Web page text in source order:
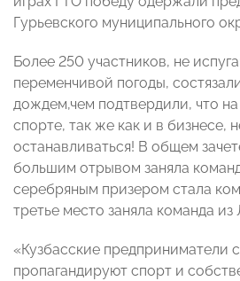
Гурьевского муниципального
Более 250 участников, не
переменчивой погоды,
дождем,чем подтвердили, что
спорте, так же как и в бизнесе,
останавливаться! В общем
большим отрывом заняла
серебряным призером стала
третье место заняла команда из
«Кузбасские предприниматели
пропагандируют спорт и